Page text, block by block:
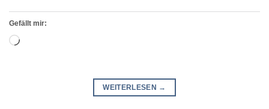
Gefällt mir:
Wird
WEITERLESEN →